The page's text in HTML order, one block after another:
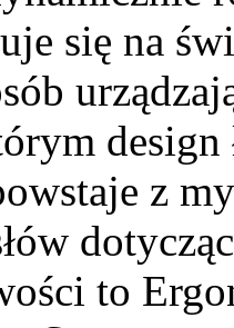
się na
design
z
to